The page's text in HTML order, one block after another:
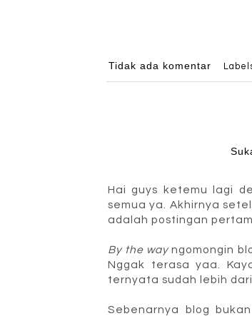
Tidak ada komentar
Hai guys ketemu lagi
semua ya. Akhirnya
adalah postingan
By the wayngomongin
Nggak terasa yaa.
ternyata sudah lebih dari
Sebenarnya blog